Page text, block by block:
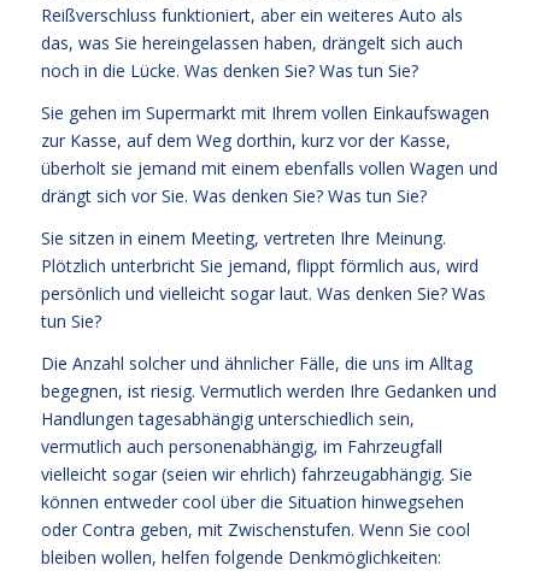
Reißverschluss funktioniert, aber ein weiteres Auto als
das, was Sie hereingelassen haben, drängelt sich auch
noch in die Lücke. Was denken Sie? Was tun Sie?
Sie gehen im Supermarkt mit Ihrem vollen Einkaufswagen
zur Kasse, auf dem Weg dorthin, kurz vor der Kasse,
überholt sie jemand mit einem ebenfalls vollen Wagen und
drängt sich vor Sie. Was denken Sie? Was tun Sie?
Sie sitzen in einem Meeting, vertreten Ihre Meinung.
Plötzlich unterbricht Sie jemand, flippt förmlich aus, wird
persönlich und vielleicht sogar laut. Was denken Sie? Was
tun Sie?
Die Anzahl solcher und ähnlicher Fälle, die uns im Alltag
begegnen, ist riesig. Vermutlich werden Ihre Gedanken und
Handlungen tagesabhängig unterschiedlich sein,
vermutlich auch personenabhängig, im Fahrzeugfall
vielleicht sogar (seien wir ehrlich) fahrzeugabhängig. Sie
können entweder cool über die Situation hinwegsehen
oder Contra geben, mit Zwischenstufen. Wenn Sie cool
bleiben wollen, helfen folgende Denkmöglichkeiten: